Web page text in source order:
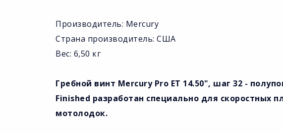
Производитель: Mercury
Страна производитель: США
Вес: 6,50 кг
Гребной винт Mercury Pro ET 14.50", шаг 32 -
Finished разработан специально для скоростных
мотолодок.